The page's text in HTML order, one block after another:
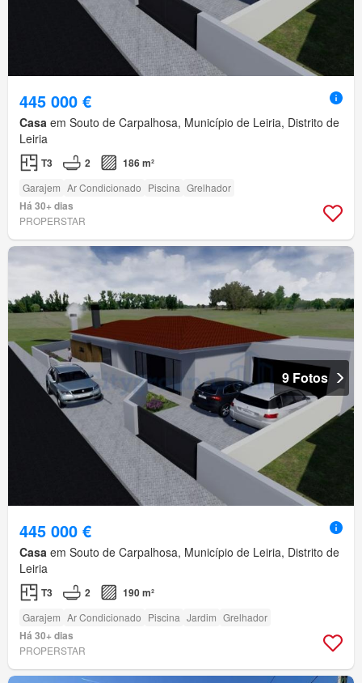
445 000 €
Casa em Souto de Carpalhosa, Município de Leiria, Distrito de
Leiria
T3 2 186 m²
Garajem Ar Condicionado Piscina Grelhador
Há 30+ dias
PROPERSTAR
9 Fotos
445 000 €
Casa em Souto de Carpalhosa, Município de Leiria, Distrito de
Leiria
T3 2 190 m²
Garajem Ar Condicionado Piscina Jardim Grelhador
Há 30+ dias
PROPERSTAR